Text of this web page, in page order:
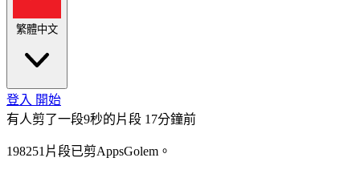
繁體中文
登入 開始
有人剪了一段9秒的片段 17分鐘前
198251片段已剪AppsGolem。